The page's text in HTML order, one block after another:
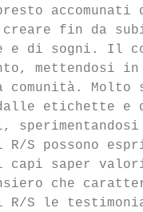
fin da
e di sogni. Il
mettendosi
Molto
etichette e
S possono
capi saper
che
R/S le